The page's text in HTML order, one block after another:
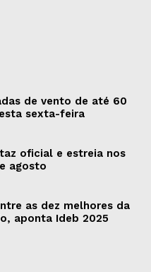
de vento de até 60
sexta-feira
oficial e estreia nos
agosto
as dez melhores da
aponta Ideb 2025